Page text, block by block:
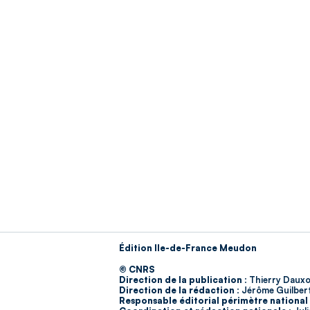
Édition Ile-de-France Meudon
© CNRS
Direction de la publication : Thierry
Direction de la rédaction : Jérôme
Responsable éditorial périmètre national